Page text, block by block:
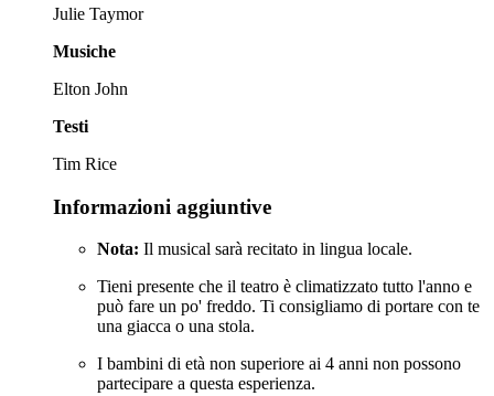
Julie Taymor
Musiche
Elton John
Testi
Tim Rice
Informazioni aggiuntive
Nota: Il musical sarà recitato in lingua locale.
Tieni presente che il teatro è climatizzato tutto l'anno e
può fare un po' freddo. Ti consigliamo di portare con te
una giacca o una stola.
I bambini di età non superiore ai 4 anni non possono
partecipare a questa esperienza.